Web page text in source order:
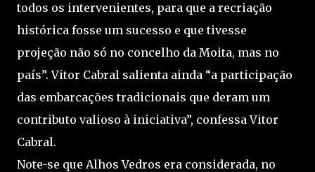
todos os intervenientes, para que a recriação
histórica fosse um sucesso e que tivesse
projeção não só no concelho da Moita, mas no
país”. Vitor Cabral salienta ainda “a participação
das embarcações tradicionais que deram um
contributo valioso à iniciativa”, confessa Vitor
Cabral.
Note-se que Alhos Vedros era considerada, no